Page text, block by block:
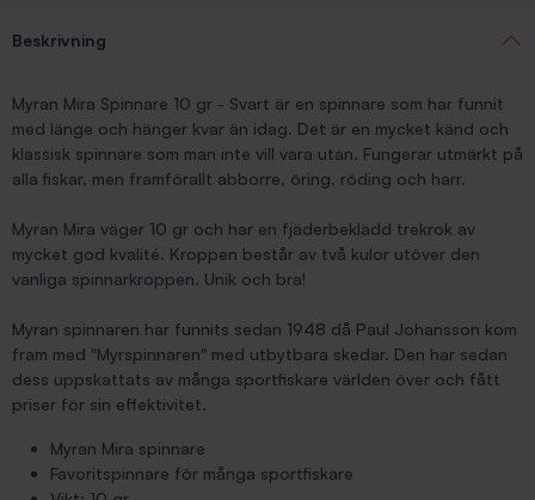
Beskrivning
Myran Mira Spinnare 10 gr - Svart är en spinnare som har funnit
med länge och hänger kvar än idag. Det är en mycket känd och
klassisk spinnare som man inte vill vara utan. Fungerar utmärkt på
alla fiskar, men framförallt abborre, öring, röding och harr.
Myran Mira väger 10 gr och har en fjäderbeklädd trekrok av
mycket god kvalité. Kroppen består av två kulor utöver den
vanliga spinnarkroppen. Unik och bra!
Myran spinnaren har funnits sedan 1948 då Paul Johansson kom
fram med "Myrspinnaren" med utbytbara skedar. Den har sedan
dess uppskattats av många sportfiskare världen över och fått
priser för sin effektivitet.
Myran Mira spinnare
Favoritspinnare för många sportfiskare